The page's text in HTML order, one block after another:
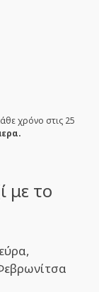
χρόνο στις 25
με το